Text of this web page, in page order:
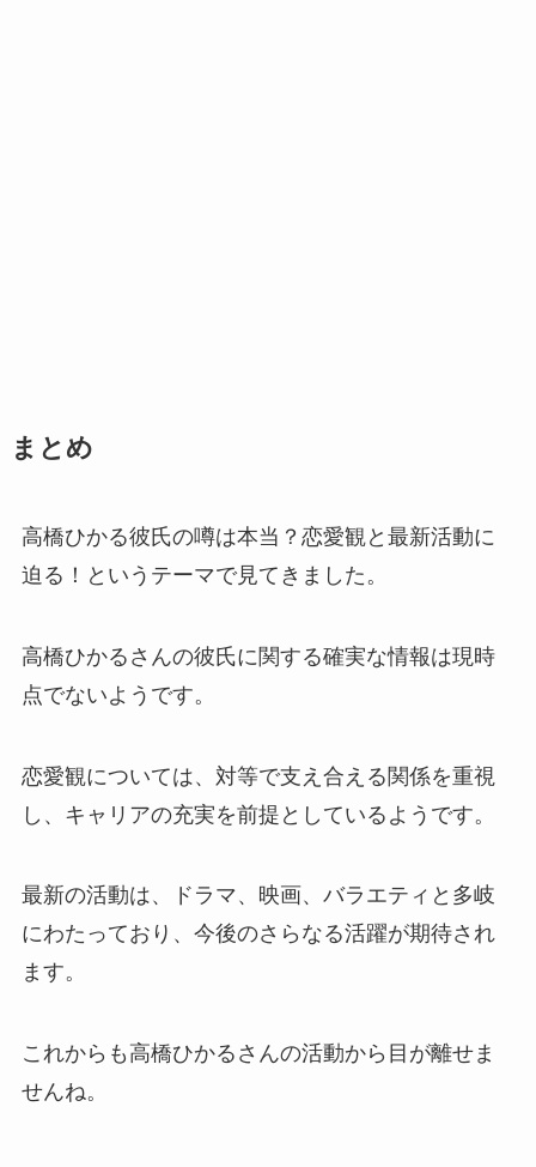
まとめ
高橋ひかる彼氏の噂は本当？恋愛観と最新活動に
迫る！というテーマで見てきました。
高橋ひかるさんの彼氏に関する確実な情報は現時
点でないようです。
恋愛観については、対等で支え合える関係を重視
し、キャリアの充実を前提としているようです。
最新の活動は、ドラマ、映画、バラエティと多岐
にわたっており、今後のさらなる活躍が期待され
ます。
これからも高橋ひかるさんの活動から目が離せま
せんね。